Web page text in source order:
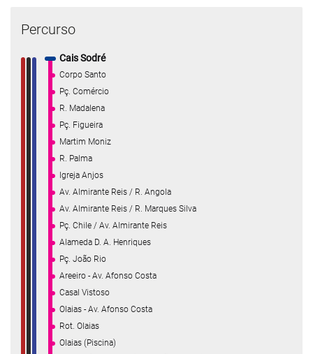
Percurso
Cais Sodré
Corpo Santo
Pç. Comércio
R. Madalena
Pç. Figueira
Martim Moniz
R. Palma
Igreja Anjos
Av. Almirante Reis / R. Angola
Av. Almirante Reis / R. Marques Silva
Pç. Chile / Av. Almirante Reis
Alameda D. A. Henriques
Pç. João Rio
Areeiro - Av. Afonso Costa
Casal Vistoso
Olaias - Av. Afonso Costa
Rot. Olaias
Olaias (Piscina)